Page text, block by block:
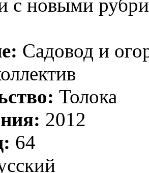
с новыми
Садовод и
Толока
2012
64